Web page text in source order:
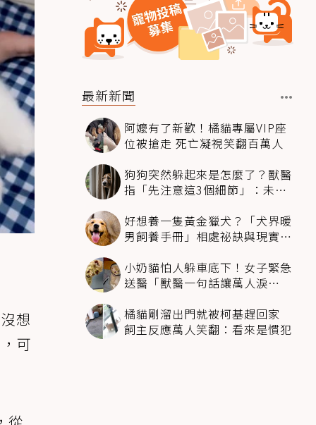
想
可
最新新聞
阿嬤有了新歡！橘貓專屬VIP座
位被搶走 死亡凝視笑翻百萬人
狗狗突然躲起來是怎麼了？獸醫
指「先注意這3個細節」：未必
好想養一隻黃金獵犬？「犬界暖
男飼養手冊」相處祕訣與現實面
小奶貓怕人躲車底下！女子緊急
送醫「獸醫一句話讓萬人淚
橘貓剛溜出門就被柯基趕回家
飼主反應萬人笑翻：看來是慣犯